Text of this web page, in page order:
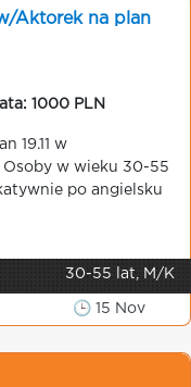
Aktorek na plan
1000 PLN
19.11 w
Osoby w wieku 30-55
po angielsku
30-55 lat, M/K
🕒 15 Nov